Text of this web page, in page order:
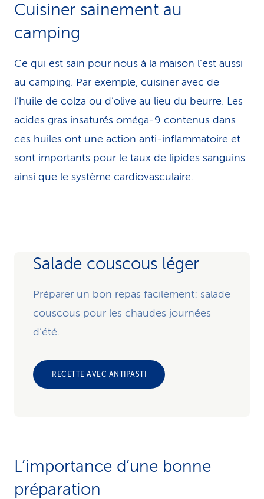
Cuisiner sainement au
camping
Ce qui est sain pour nous à la maison l’est aussi
au camping. Par exemple, cuisiner avec de
l’huile de colza ou d’olive au lieu du beurre. Les
acides gras insaturés oméga-9 contenus dans
ces huiles ont une action anti-inflammatoire et
sont importants pour le taux de lipides sanguins
ainsi que le système cardiovasculaire.
Salade couscous léger
Préparer un bon repas facilement: salade
couscous pour les chaudes journées
d’été.
RECETTE AVEC ANTIPASTI
L’importance d’une bonne
préparation